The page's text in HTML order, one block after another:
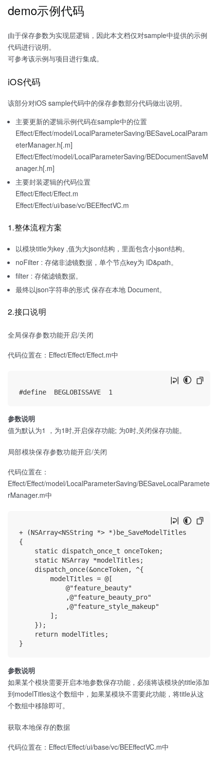
demo示例代码
由于保存参数为实现层逻辑，因此本文档仅对sample中提供的示例
代码进行说明。
可参考该示例与项目进行集成。
iOS代码
该部分对iOS sample代码中的保存参数部分代码做出说明。
主要更新的逻辑示例代码在sample中的位置
Effect/Effect/model/LocalParameterSaving/BESaveLocalParam
eterManager.h[.m]
Effect/Effect/model/LocalParameterSaving/BEDocumentSaveM
anager.h[.m]
主要封装逻辑的代码位置
Effect/Effect/Effect.m
Effect/Effect/ui/base/vc/BEEffectVC.m
1.整体流程方案
以模块title为key ,值为大json结构，里面包含小json结构。
noFilter : 存储非滤镜数据，单个节点key为 ID&path。
filter : 存储滤镜数据。
最终以json字符串的形式 保存在本地 Document。
2.接口说明
全局保存参数功能开启/关闭
代码位置在：Effect/Effect/Effect.m中
参数说明
值为默认为1 ，为1时,开启保存功能; 为0时,关闭保存功能。
局部模块保存参数功能开启/关闭
代码位置在：
Effect/Effect/model/LocalParameterSaving/BESaveLocalParamete
rManager.m中
+ (NSArray<NSString *> *)be_SaveModelTitles
{
    static dispatch_once_t onceToken;
    static NSArray *modelTitles;
    dispatch_once(&onceToken, ^{
        modelTitles = @[
            @"feature_beauty"
            ,@"feature_beauty_pro"
            ,@"feature_style_makeup"
        ];
    });
    return modelTitles;
参数说明
如果某个模块需要开启本地参数保存功能，必须将该模块的title添加
到modelTitles这个数组中，如果某模块不需要此功能，将title从这
个数组中移除即可。
获取本地保存的数据
代码位置在：Effect/Effect/ui/base/vc/BEEffectVC.m中